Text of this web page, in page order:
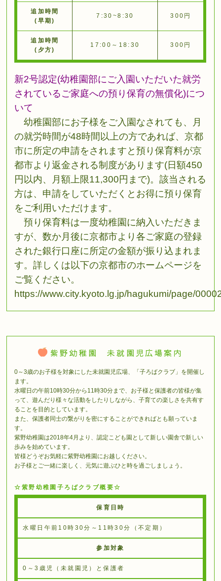
追加時間
(早期)
7:30~8:30 300円
追加時間
(夕方)
17:00～18:30 300円
新2号認定(幼稚園部にご入園いただいた就労
されているご家庭への預り保育の無償化)につ
いて
幼稚園部にお子様をご入園なされても、月
の就労時間が48時間以上の方であれば、京都
市に所定の申請をされますと預り保育料が京
都市より返金される制度があります(日額450
円以内、月額上限11,300円まで)。該当される
方は、申請をしていただくとお得に預り保育
をご利用いただけます。
預り保育料は一度幼稚園に納入いただきま
すが、数か月後に京都市より各ご家庭の登録
された銀行口座に所定の金額が振り込まれま
す。詳しくは以下の京都市のホームページを
ご覧ください。
https://www.city.kyoto.lg.jp/hagukumi/page/
紫野幼稚園 未就園児広場案内
0～3歳のお子様を対象にした未就園児広場、「子ろばクラブ」を開催し
ます。
水曜日の午前10時30分から11時30分まで、お子様と保護者の皆様が集
って、遊んだり様々な活動をしたりしながら、子育ての楽しさを共有す
ることを目的としています。
また、保護者同士の繋がりを密にすることができればとも願っていま
す。
紫野幼稚園は2018年4月より、認定こども園として新しい園舎で新しい
歩みを始めています。
皆様どうぞお気軽に紫野幼稚園にお越しください。
お子様とご一緒に楽しく、元気に遊ぶひと時を過ごしましょう。
☆紫野幼稚園子ろばクラブ概要☆
保育日時
水曜日午前10時30分～11時30分（不定期）
参加対象
0～3歳児（未就園児）と保護者